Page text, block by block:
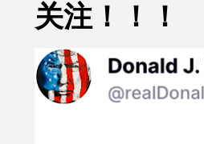
关注！！！